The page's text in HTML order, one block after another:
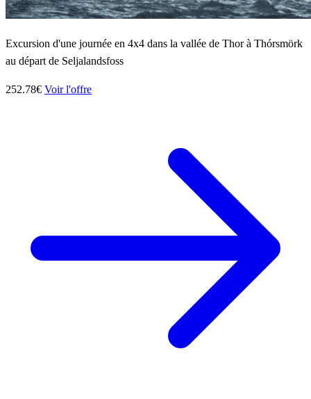
Excursion d'une journée en 4x4 dans la vallée de Thor à Thórsmörk
au départ de Seljalandsfoss
252.78€ Voir l'offre